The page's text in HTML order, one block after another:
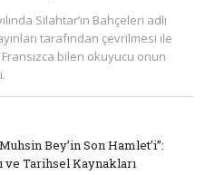
Silahtar’ın Bahçeleri adlı
tarafından çevrilmesi ile
bilen okuyucu onun
Bey’in Son Hamlet’i”:
ve Tarihsel Kaynakları